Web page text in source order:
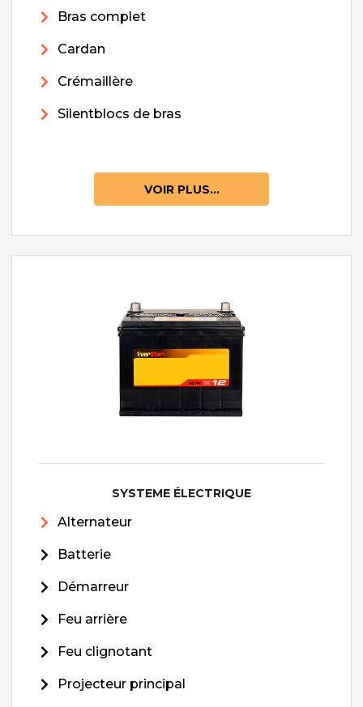
Bras complet
Cardan
Crémaillère
Silentblocs de bras
VOIR PLUS...
SYSTEME ÉLECTRIQUE
Alternateur
Batterie
Démarreur
Feu arrière
Feu clignotant
Projecteur principal